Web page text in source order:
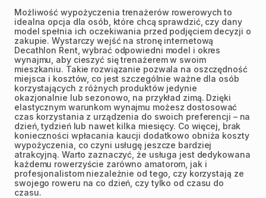
Możliwość wypożyczenia trenażerów rowerowych to
idealna opcja dla osób, które chcą sprawdzić, czy dany
model spełnia ich oczekiwania przed podjęciem decyzji o
zakupie. Wystarczy wejść na stronę internetową
Decathlon Rent, wybrać odpowiedni model i okres
wynajmu, aby cieszyć się trenażerem w swoim
mieszkaniu. Takie rozwiązanie pozwala na oszczędność
miejsca i kosztów, co jest szczególnie ważne dla osób
korzystających z różnych produktów jedynie
okazjonalnie lub sezonowo, na przykład zimą. Dzięki
elastycznym warunkom wynajmu możesz dostosować
czas korzystania z urządzenia do swoich preferencji – na
dzień, tydzień lub nawet kilka miesięcy. Co więcej, brak
konieczności wpłacania kaucji dodatkowo obniża koszty
wypożyczenia, co czyni usługę jeszcze bardziej
atrakcyjną. Warto zaznaczyć, że usługa jest dedykowana
każdemu rowerzyście zarówno amatorom, jak i
profesjonalistom niezależnie od tego, czy korzystają ze
swojego roweru na co dzień, czy tylko od czasu do
czasu.